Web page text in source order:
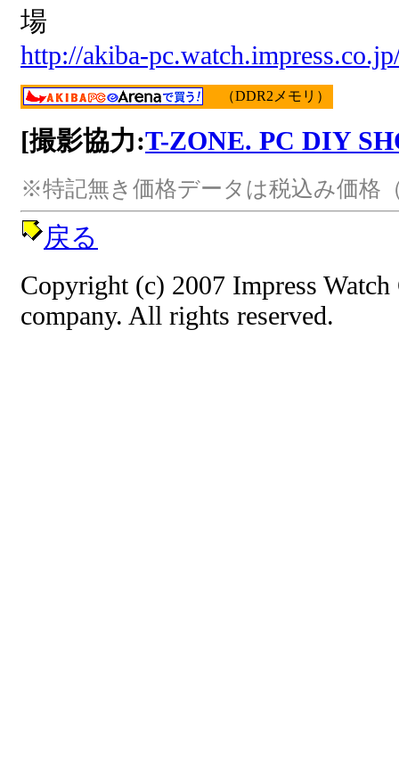
場
http://akiba-
（DDR2メモリ）
[撮影協力:T-ZONE. PC DIY
※特記無き価格データは税込み価格
戻る
Copyright (c) 2007 Impress
company. All rights reserved.